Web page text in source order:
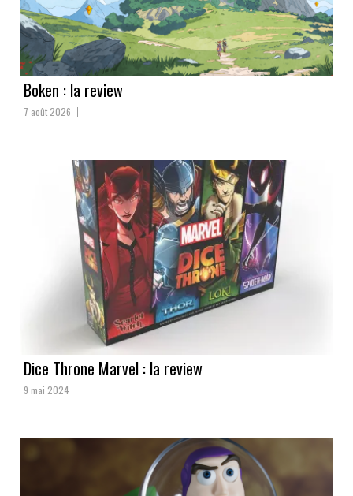
Boken : la review
7 août 2026
Dice Throne Marvel : la review
9 mai 2024